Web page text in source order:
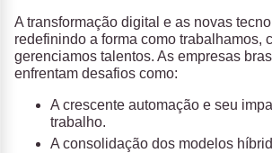
A transformação digital e as novas
redefinindo a forma como trabalhamos,
gerenciamos talentos. As empresas
enfrentam desafios como:
A crescente automação e seu
trabalho.
A consolidação dos modelos